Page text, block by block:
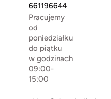
661196644
Pracujemy
od
poniedziałku
do piątku
w godzinach
09:00-
15:00